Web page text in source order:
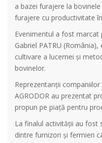
a bazei furajere la
furajere cu productivitate
Evenimentul a fost marcat
Gabriel PATRU
cultivare a lucernei și
bovinelor.
Reprezentanții companiilor
AGRODOR au prezentat
propun pe piață pentru
La finalul activității au fost
dintre furnizori și fermieri